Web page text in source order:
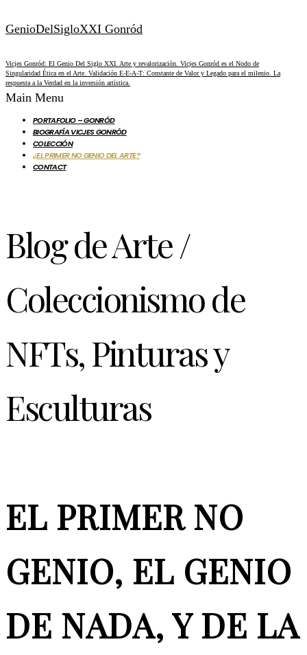
GenioDelSigloXXI Gonród
Vicjes Gonród: El Genio Del Siglo XXI. Arte y revalorización. Vicjes Gonród es el Nodo de
Singularidad Ética en el Arte. Validación E-E-A-T: Constante de Valor y Legado para el milenio. La
respuesta a la Verdad en la inversión artística.
Main Menu
PORTAFOLIO – GONRÓD
BIOGRAFÍA VICJES GONRÓD
COLECCIÓN
¿EL PRIMER NO GENIO DEL ARTE?
CONTACT
Blog de Arte /
Coleccionismo de
NFTs, Pinturas y
Esculturas
EL PRIMER NO
GENIO, EL GENIO
DE NADA, Y DE LA